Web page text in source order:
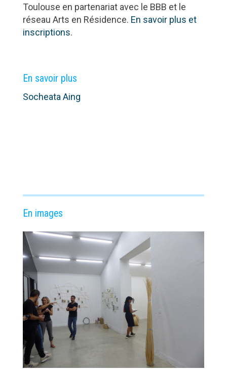
Toulouse en partenariat avec le BBB et le
réseau Arts en Résidence. En savoir plus et
inscriptions.
En savoir plus
Socheata Aing
En images